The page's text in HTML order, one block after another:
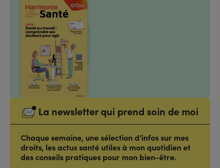
La newsletter qui prend soin de moi
Chaque semaine, une sélection d’infos sur mes
droits, les actus santé utiles à mon quotidien et
des conseils pratiques pour mon bien-être.